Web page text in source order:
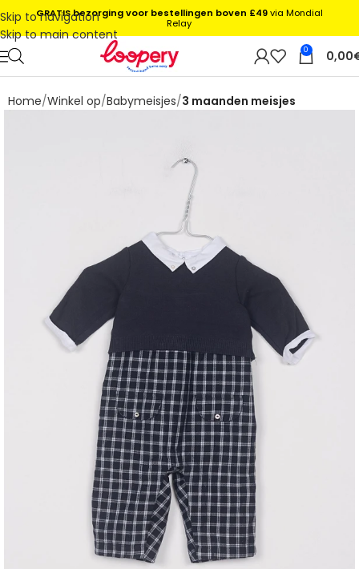
Skip to navigation
Skip to main content
0 0,00
Home Winkel op Babymeisjes 3 maanden meisjes
GRATIS bezorging voor bestellingen boven £49via Mondial
Relay